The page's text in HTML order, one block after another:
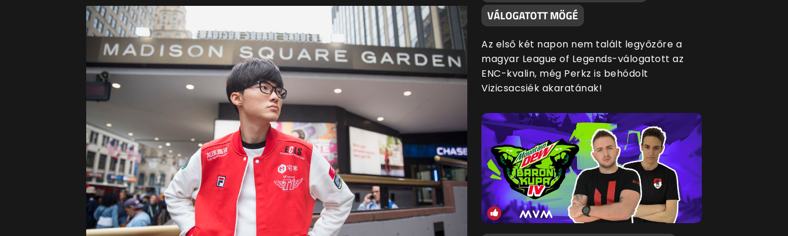
VÁLOGATOTT MÖGÉ
Az első két napon nem talált legyőzőre a
magyar League of Legends-válogatott az
ENC-kvalin, még Perkz is behódolt
Vizicsacsiék akaratának!